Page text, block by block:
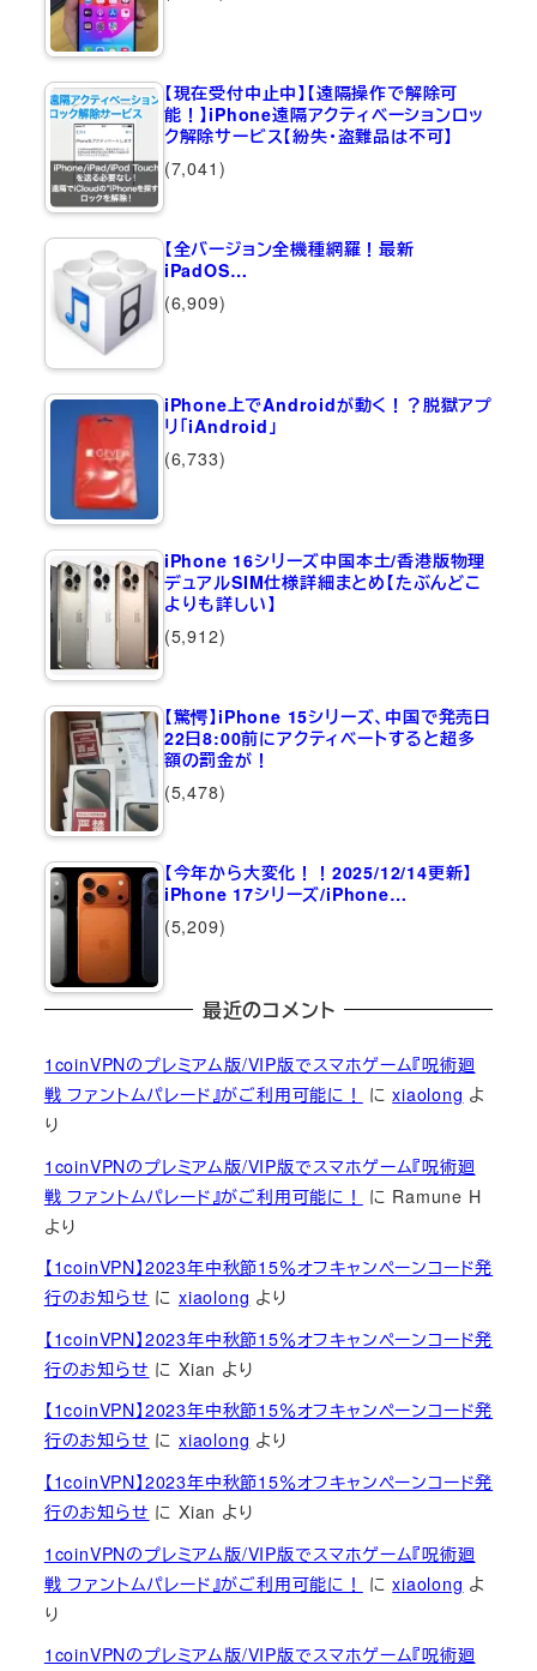
【現在受付中止中】【遠隔操作で解除可
能！】iPhone遠隔アクティベーションロッ
ク解除サービス【紛失・盗難品は不可】
(7,041)
【全バージョン全機種網羅！最新
iPadOS…
(6,909)
iPhone上でAndroidが動く！？脱獄アプ
リ「iAndroid」
(6,733)
iPhone 16シリーズ中国本土/香港版物理
デュアルSIM仕様詳細まとめ【たぶんどこ
よりも詳しい】
(5,912)
【驚愕】iPhone 15シリーズ、中国で発売日
22日8:00前にアクティベートすると超多
額の罰金が！
(5,478)
【今年から大変化！！2025/12/14更新】
iPhone 17シリーズ/iPhone…
(5,209)
最近のコメント
1coinVPNのプレミアム版/VIP版でスマホゲーム『呪術廻
戦 ファントムパレード』がご利用可能に！
にxiaolong よ
り
1coinVPNのプレミアム版/VIP版でスマホゲーム『呪術廻
戦 ファントムパレード』がご利用可能に！
に Ramune H
より
【1coinVPN】2023年中秋節15％オフキャンペーンコード発
行のお知らせ にxiaolong より
【1coinVPN】2023年中秋節15％オフキャンペーンコード発
行のお知らせ にXian より
【1coinVPN】2023年中秋節15％オフキャンペーンコード発
行のお知らせ にxiaolong より
【1coinVPN】2023年中秋節15％オフキャンペーンコード発
行のお知らせ にXian より
1coinVPNのプレミアム版/VIP版でスマホゲーム『呪術廻
戦 ファントムパレード』がご利用可能に！
にxiaolong よ
り
1coinVPNのプレミアム版/VIP版でスマホゲーム『呪術廻